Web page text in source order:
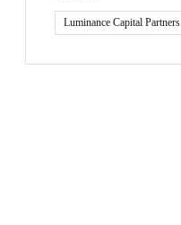
Luminance Capital Partners